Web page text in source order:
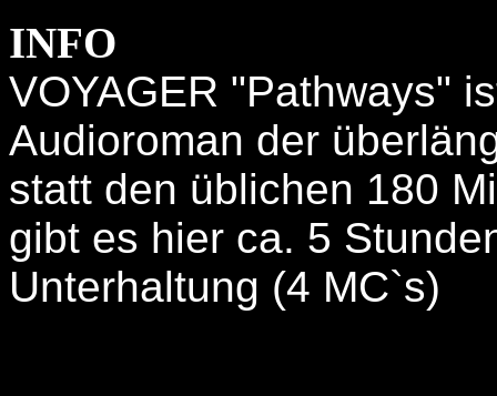
INFO
VOYAGER "Pathways"
Audioroman der
statt den üblichen 180
gibt es hier ca. 5
Unterhaltung (4 MC`s)